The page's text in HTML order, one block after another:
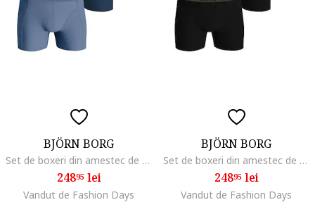
BJÖRN BORG
Set de boxeri din amestec de bumbac cu banda logo in talie - 3 perechi, Albastru
24895lei
Vandut de Fashion Days
BJÖRN BORG
Set de boxeri din amestec de bumbac cu banda logo in talie - 3 perechi, Rosu/Verde/Negru
24895lei
Vandut de Fashion Days